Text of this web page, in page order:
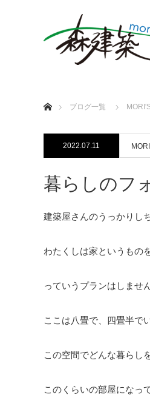
ブログ一覧
2022.07.11
暮らしのフ
建築屋さんのうっかりし
わたくしは家というもの
っていうプランはしません
ここは八畳で、四畳半で
この空間でどんな暮らし
このくらいの部屋になっ